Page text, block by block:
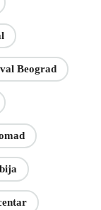
Beograd